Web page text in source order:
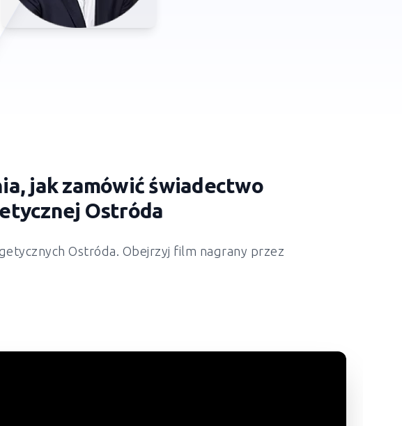
jak zamówić świadectwo
Ostróda
Ostróda. Obejrzyj film nagrany przez